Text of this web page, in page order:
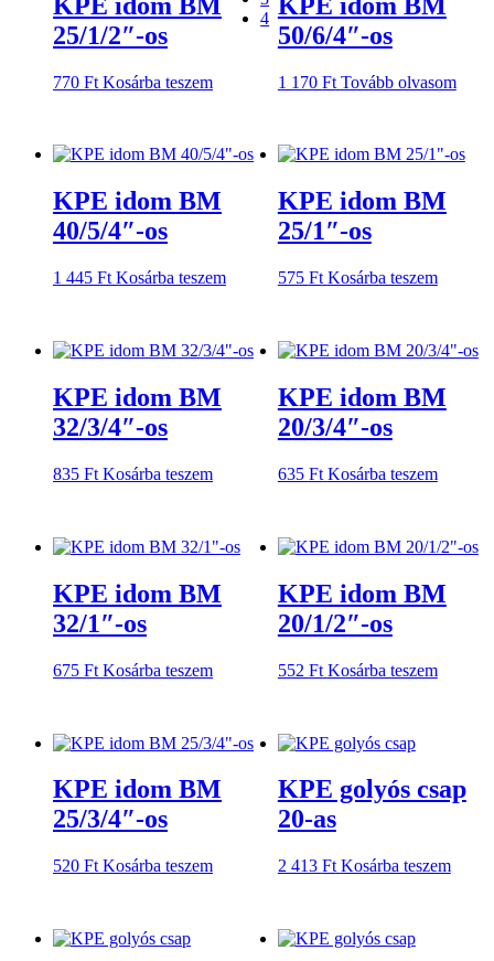
25/1/2″-os
770 Ft Kosárba teszem
50/6/4″-os
1 170 Ft Tovább olvasom
KPE idom BM
40/5/4″-os
1 445 Ft Kosárba teszem
KPE idom BM
25/1″-os
575 Ft Kosárba teszem
KPE idom BM
32/3/4″-os
835 Ft Kosárba teszem
KPE idom BM
20/3/4″-os
635 Ft Kosárba teszem
KPE idom BM
32/1″-os
675 Ft Kosárba teszem
KPE idom BM
20/1/2″-os
552 Ft Kosárba teszem
KPE idom BM
25/3/4″-os
520 Ft Kosárba teszem
KPE golyós csap
20-as
2 413 Ft Kosárba teszem
4